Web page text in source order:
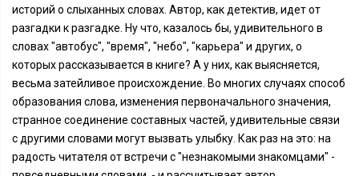
историй о слыханных словах. Автор, как детектив, идет от
разгадки к разгадке. Ну что, казалось бы, удивительного в
словах "автобус", "время", "небо", "карьера" и других, о
которых рассказывается в книге? А у них, как выясняется,
весьма затейливое происхождение. Во многих случаях способ
образования слова, изменения первоначального значения,
странное соединение составных частей, удивительные связи
с другими словами могут вызвать улыбку. Как раз на это: на
радость читателя от встречи с "незнакомыми знакомцами" -